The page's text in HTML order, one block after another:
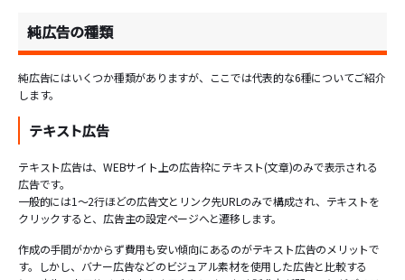
純広告の種類
純広告にはいくつか種類がありますが、ここでは代表的な6種についてご紹介
します。
テキスト広告
テキスト広告は、WEBサイト上の広告枠にテキスト(文章)のみで表示される
広告です。
一般的には1～2行ほどの広告文とリンク先URLのみで構成され、テキストを
クリックすると、広告主の設定ページへと遷移します。
作成の手間がかからず費用も安い傾向にあるのがテキスト広告のメリットで
す。しかし、バナー広告などのビジュアル素材を使用した広告と比較する